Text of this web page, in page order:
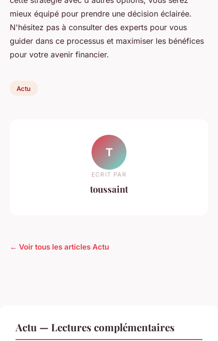
mieux équipé pour prendre une décision éclairée.
N'hésitez pas à consulter des experts pour vous
guider dans ce processus et maximiser les bénéfices
pour votre avenir financier.
Actu
T
ECRIT PAR
toussaint
← Voir tous les articles Actu
Actu — Lectures complémentaires